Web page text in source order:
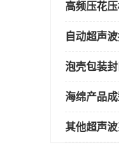
高频压花
自动超声
泡壳包装
海绵产品
其他超声波